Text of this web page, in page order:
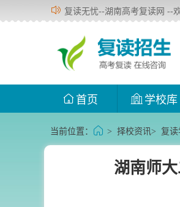
复读无忧--湖南高考复读网 --
首页 学校库
当前位置： > 择校资讯> 复
湖南师